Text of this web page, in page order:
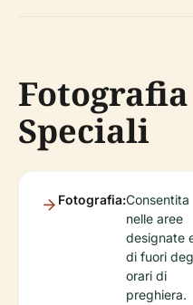
Speciali
Fotografia:Consentita
nelle aree
designate
di fuori
orari di
preghiera.